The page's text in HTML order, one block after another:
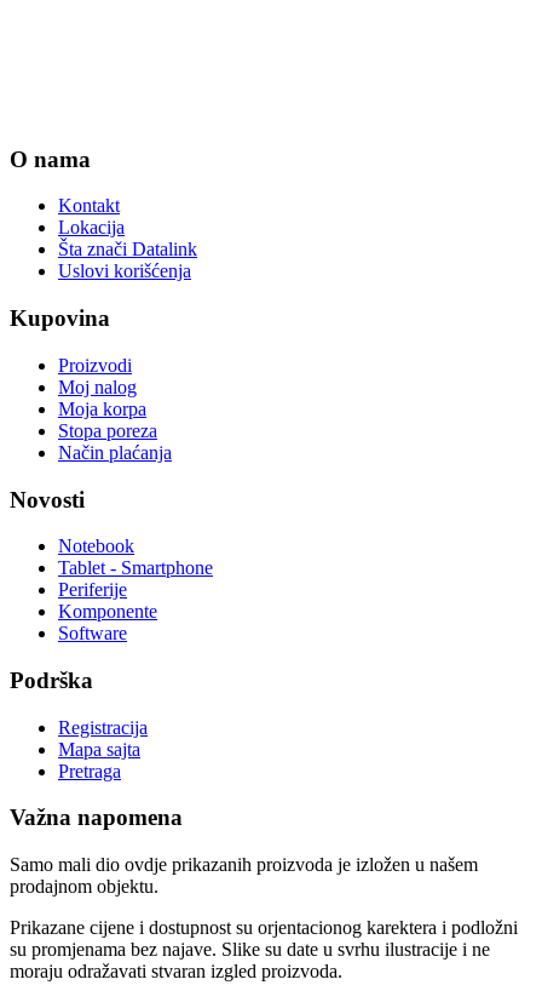
O nama
Kontakt
Lokacija
Šta znači Datalink
Uslovi korišćenja
Kupovina
Proizvodi
Moj nalog
Moja korpa
Stopa poreza
Način plaćanja
Novosti
Notebook
Tablet - Smartphone
Periferije
Komponente
Software
Podrška
Registracija
Mapa sajta
Pretraga
Važna napomena
Samo mali dio ovdje prikazanih proizvoda je izložen u našem
prodajnom objektu.
Prikazane cijene i dostupnost su orjentacionog karektera i podložni
su promjenama bez najave. Slike su date u svrhu ilustracije i ne
moraju odražavati stvaran izgled proizvoda.